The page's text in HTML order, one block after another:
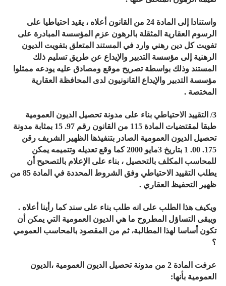
واستنادا إلى المادة 24 من القانون أعلاه ، يقيد احتياطيا على
الرسوم العقارية المثقلة بالرهون عزم المؤسسة المبادرة على
تفويت كل دين رهني وارد في المستند المتعلق بتفويت الديون
الرهنية إلى مؤسسة التدبير والإيداع عن طريق تسليم ذلك
المستند وذلك بواسطة تصريح موقع ومصادق عليه يودعه ممثلوا
مؤسسة التدبير والإيداع القانونيون لدى المحافظة العقارية
المختصة .
3/ التقييد الاحتياطي بناء على مدونة تحصيل الديون العمومية
طبقا لمقتضيات المادة 115 من القانون رقم 97. 15 بمثابة مدونة
تحصيل الديون العمومية الصادر بتنفيذها الظهير الشريف رقن
175. 00. 1 بتاريخ 3مايو 2000 كما وقع تعديله وتتميمه يمكن
للمحاسب المكلف بالتحصيل ، بناء على الإعلام بالتصحيح أن
يطلب التقييد الاحتياطي وفق الشروط المحددة في المادة 85 من
ظهير التحفيظ العقاري .
ويكيف هذا الطلب على انه طلب بناء على سند كما رأينا أعلاه .
ويبقى التساؤل المطروح ما هي الديون العمومية التي يمكن أن
تكون أساسا لهذا المطالبة، ثم من المقصود بالمحاسب العمومي
؟
عرفت المادة 2 من مدونة تحصيل الديون العمومية ،الديون
العمومية بأنها: